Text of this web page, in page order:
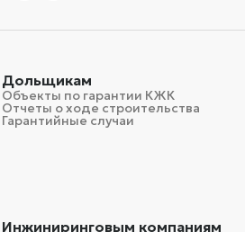
Дольщикам
Объекты по гарантии КЖК
Отчеты о ходе строительства
Гарантийные случаи
Инжиниринговым компаниям